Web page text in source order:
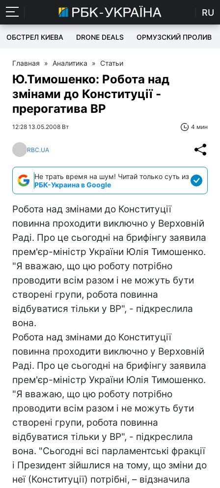
RU
ОБСТРЕЛ КИЕВА DRONE DEALS ОРМУЗСКИЙ ПРОЛИВ
Главная » Аналитика » Статьи
Ю.Тимошенко: Робота над
змінами до Конституції -
прерогатива ВР
12:28 13.05.2008 Вт 4 мин
RBC.UA
Не трать время на шум! Читай только суть из
РБК-Украина в Google
Робота над змінами до Конституції
повинна проходити виключно у Верховній
Раді. Про це сьогодні на брифінгу заявила
прем'єр-міністр України Юлія Тимошенко.
"Я вважаю, що цю роботу потрібно
проводити всім разом і не можуть бути
створені групи, робота повинна
відбуватися тільки у ВР", - підкреслила
вона.
Робота над змінами до Конституції
повинна проходити виключно у Верховній
Раді. Про це сьогодні на брифінгу заявила
прем'єр-міністр України Юлія Тимошенко.
"Я вважаю, що цю роботу потрібно
проводити всім разом і не можуть бути
створені групи, робота повинна
відбуватися тільки у ВР", - підкреслила
вона. "Сьогодні всі парламентські фракції
і Президент зійшлися на тому, що зміни до
неї (Конституції) потрібні, – відзначила